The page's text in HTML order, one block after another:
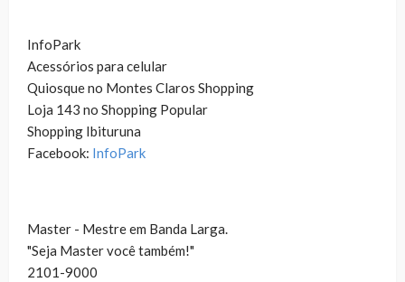
InfoPark
Acessórios para celular
Quiosque no Montes Claros Shopping
Loja 143 no Shopping Popular
Shopping Ibituruna
Facebook: InfoPark
Master - Mestre em Banda Larga.
"Seja Master você também!"
2101-9000